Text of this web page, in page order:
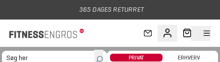
365 DAGES RETURRET
PRIVAT ERHVERV